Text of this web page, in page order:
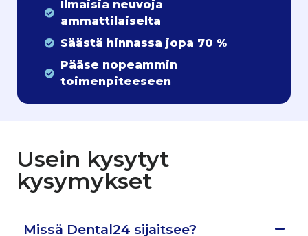
Ilmaisia neuvoja
ammattilaiselta
Säästä hinnassa jopa 70 %
Pääse nopeammin
toimenpiteeseen
Usein kysytyt
kysymykset
Missä Dental24 sijaitsee?